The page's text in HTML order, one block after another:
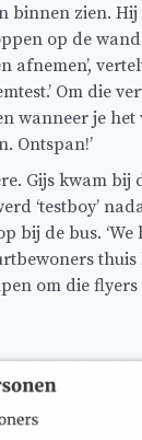
binnen zien.
op de
afnemen’,
Om die
wanneer je
Ontspan!’
Gijs kwam bij
‘testboy’
bij de bus.
om die